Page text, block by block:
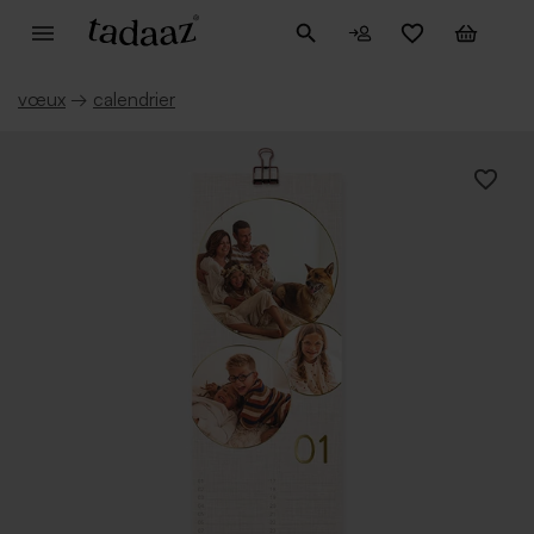
vœux → calendrier